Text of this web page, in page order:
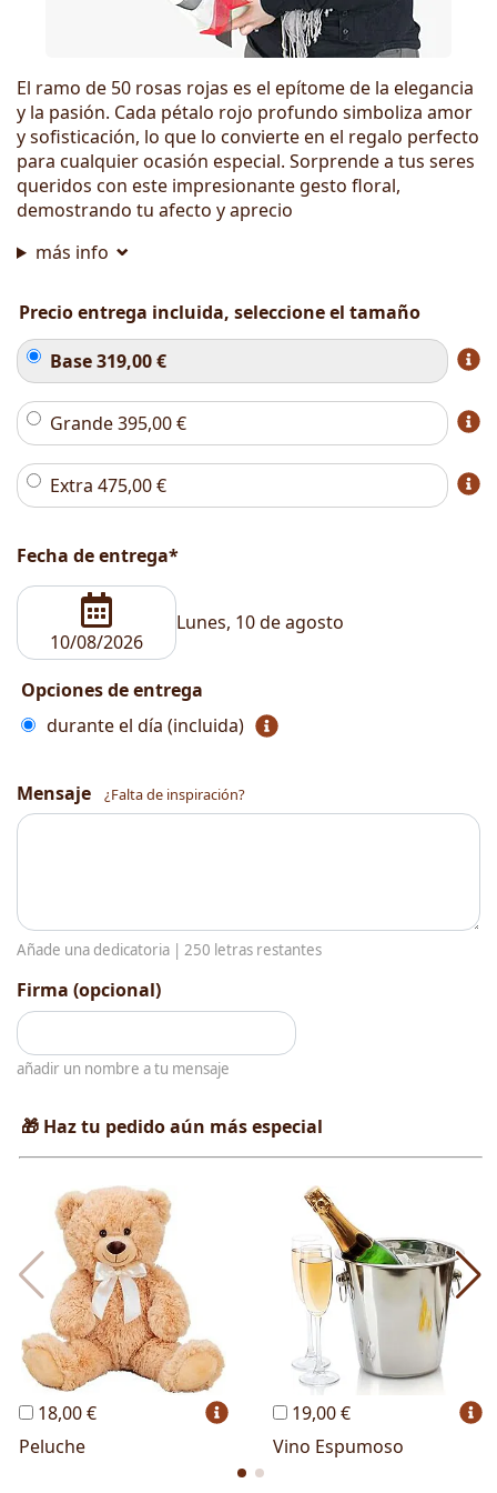
El ramo de 50 rosas rojas es el epítome de la elegancia
y la pasión. Cada pétalo rojo profundo simboliza amor
y sofisticación, lo que lo convierte en el regalo perfecto
para cualquier ocasión especial. Sorprende a tus seres
queridos con este impresionante gesto floral,
demostrando tu afecto y aprecio
más info
Precio entrega incluida, seleccione el tamaño
Base319,00€
Grande395,00€
Extra 475,00€
Fecha de entrega*
Lunes, 10 de agosto
Opciones de entrega
durante el día (incluida)
Mensaje ¿Falta de inspiración?
Añade una dedicatoria | 250 letras restantes
Firma (opcional)
añadir un nombre a tu mensaje
🎁 Haz tu pedido aún más especial
18,00 €
Peluche
19,00 €
Vino Espumoso